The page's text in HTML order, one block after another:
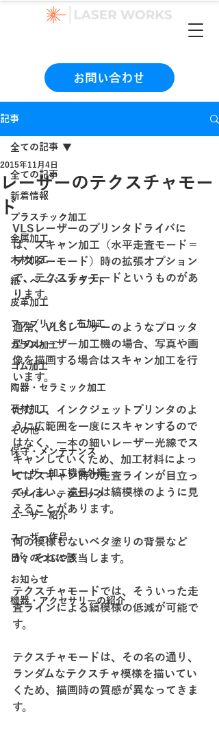
お問い合わせ
記事
全ての記事
新着情報
プラスチック加工
金属加工
木材加工
紙・ペーパークラフト
皮革加工
ファブリック・布加工
ガラス加工
ゴム加工
陶器・セラミック加工
石材加工
その他
保守・メンテナンス
レーザー加工機番外編
デザイン・テクニック
ユーザー紹介
ユーザー作品
日々のつぶやき
お知らせ
機器・アクセサリーの紹介
全ての記事
レーザーのテクスチャモー
ド
2015年11月4日
VLSレーザーのプリンタドライバに
は、スキャン加工（水平走査モード＝
ラスターモード）時の拡張オプション
で、テクスチャモードというものがあ
ります。
通常、VLSレーザーのようなプロッタ
型のレーザー加工機の場合、写真や画
像を描画する場合はスキャン加工を行
います。
ただし、インクジェットプリンタのよ
うに広範囲を一度にスキャンするので
はなく、一本の細いレーザー光線でス
キャンしていくため、加工材料によっ
てはスキャン時の走査ラインが目立っ
てしまい、遠目には縞模様のように見
えることがあります。
何の模様もないベタ塗りの背景など
が、それに該当します。
テクスチャモードでは、そういった走
査ラインによる縞模様の低減が可能で
す。
テクスチャモードは、その名の通り、
ランダムなテクスチャ模様を描いてい
くため、描画時の質感が異なってきま
す。